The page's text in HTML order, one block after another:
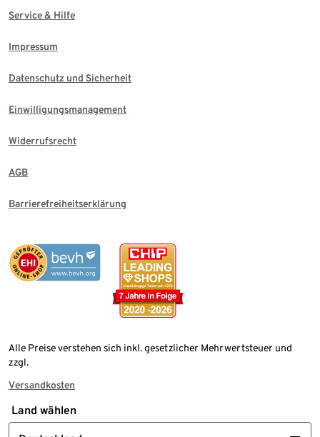
Service & Hilfe
Impressum
Datenschutz und Sicherheit
Einwilligungsmanagement
Widerrufsrecht
AGB
Barrierefreiheitserklärung
Alle Preise verstehen sich inkl. gesetzlicher Mehrwertsteuer und
zzgl.
Versandkosten
Land wählen